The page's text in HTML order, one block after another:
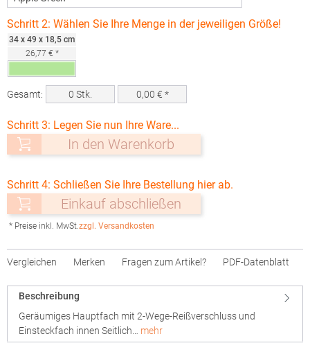
Schritt 2: Wählen Sie Ihre Menge in der jeweiligen Größe!
34 x 49 x 18,5 cm
26,77 € *
Gesamt: 0 Stk. 0,00 € *
Schritt 3: Legen Sie nun Ihre Ware...
In den Warenkorb
Schritt 4: Schließen Sie Ihre Bestellung hier ab.
Einkauf abschließen
* Preise inkl. MwSt.zzgl. Versandkosten
Vergleichen Merken Fragen zum Artikel? PDF-Datenblatt
Beschreibung
Geräumiges Hauptfach mit 2-Wege-Reißverschluss und
Einsteckfach innen Seitlich… mehr